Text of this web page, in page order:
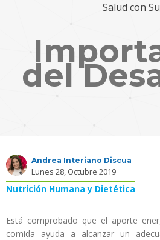
Salud con
del
Andrea Interiano Discua
Lunes 28, Octubre 2019
Nutrición Humana y Dietética
Está comprobado que el aporte
comida ayuda a alcanzar un